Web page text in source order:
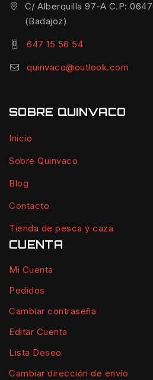
C/ Alberquilla 97-A C.P:
(Badajoz)
647 15 56 54
quinvaco@outlook.com
SOBRE QUINVACO
Inicio
Sobre Quinvaco
Blog
Contacto
Tienda de pesca y caza
CUENTA
Mi Cuenta
Pedidos
Cambiar contraseña
Editar Cuenta
Lista Deseo
Cambiar dirección de envío